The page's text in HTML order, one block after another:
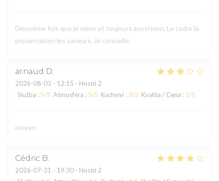
Deuxième fois que je viens et toujours aussi bien. Le cadre la
présentation les saveurs. Je conseille
arnaud D
2026-08-03 - 12:15 - Hosté 2
Služba : 5/5 Atmosféra : 3/5 Kuchyně : 3/5 Kvalita / Cena : 3/5
moyen
Cédric B
2026-07-31 - 19:30 - Hosté 2